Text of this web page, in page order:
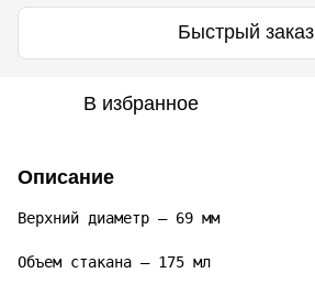
Быстрый заказ
В избранное
Описание
Верхний диаметр – 69 мм
Объем стакана – 175 мл